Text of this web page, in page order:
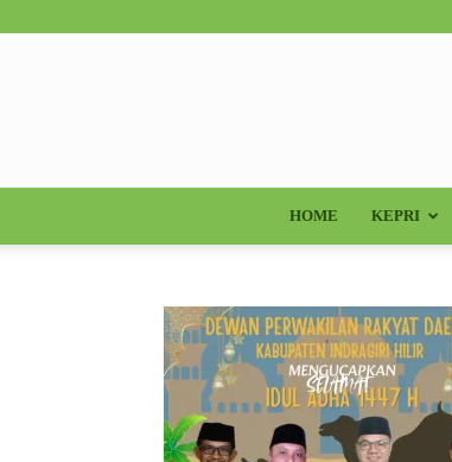
HOME KEPRI